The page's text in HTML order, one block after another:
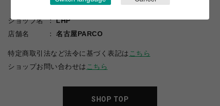
ショップ名
LHP
店舗名
名古屋PARCO
特定商取引法など法令に基づく表記は こちら
ショップお問い合わせは こちら
SHOP TOP